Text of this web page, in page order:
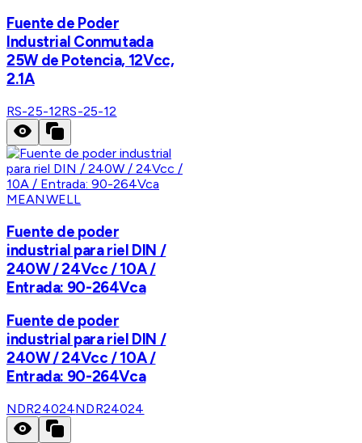
Fuente de Poder
Industrial Conmutada
25W de Potencia, 12Vcc,
2.1A
RS-25-12RS-25-12
MEANWELL
Fuente de poder
industrial para riel DIN /
240W / 24Vcc / 10A /
Entrada: 90-264Vca
Fuente de poder
industrial para riel DIN /
240W / 24Vcc / 10A /
Entrada: 90-264Vca
NDR24024NDR24024